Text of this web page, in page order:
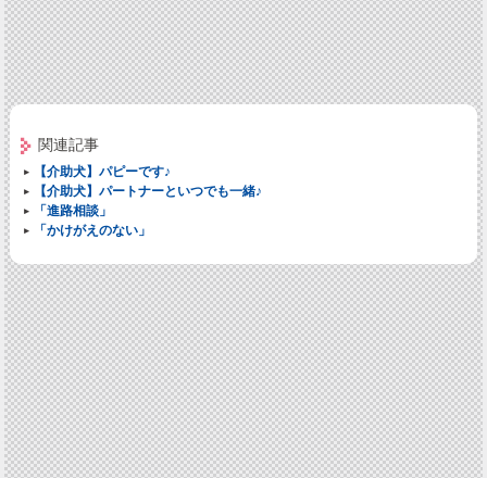
関連記事
【介助犬】パピーです♪
【介助犬】パートナーといつでも一緒♪
「進路相談」
「かけがえのない」